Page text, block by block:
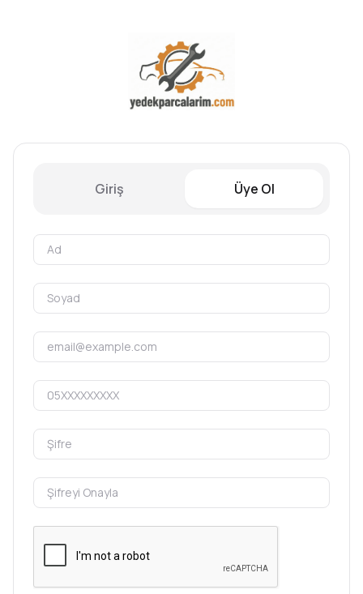
Giriş Üye Ol